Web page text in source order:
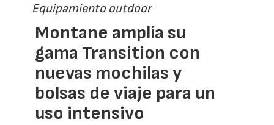
Equipamiento outdoor
Montane amplía su
gama Transition con
nuevas mochilas y
bolsas de viaje para un
uso intensivo